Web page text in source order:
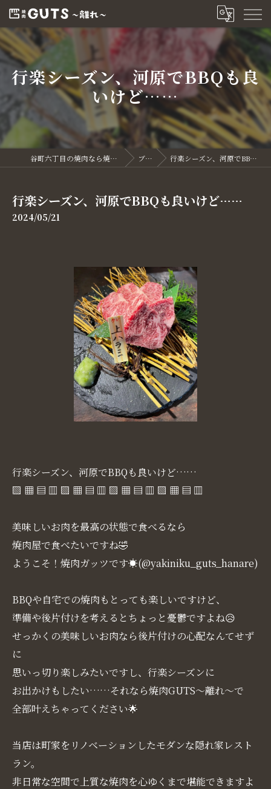
行楽シーズン、河原でBBQも良
いけど……
谷町六丁目の焼肉なら焼肉GUTS～離れ～ ブログ 行楽シーズン、河原でBBQも良いけど……
行楽シーズン、河原でBBQも良いけど……
2024/05/21
行楽シーズン、河原でBBQも良いけど……
▧ ▦ ▤ ▥ ▧ ▦ ▤ ▥ ▧ ▦ ▤ ▥ ▧ ▦ ▤ ▥
美味しいお肉を最高の状態で食べるなら
焼肉屋で食べたいですね🤣
ようこそ！焼肉ガッツです☀(@yakiniku_guts_hanare)
BBQや自宅での焼肉もとっても楽しいですけど、
準備や後片付けを考えるとちょっと憂鬱ですよね😥
せっかくの美味しいお肉なら後片付けの心配なんてせず
に
思いっ切り楽しみたいですし、行楽シーズンに
お出かけもしたい……それなら焼肉GUTS～離れ～で
全部叶えちゃってください🌟
当店は町家をリノベーションしたモダンな隠れ家レスト
ラン。
非日常な空間で上質な焼肉を心ゆくまで堪能できますよ